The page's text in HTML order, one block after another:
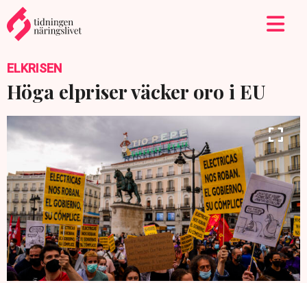
ELKRISEN
Höga elpriser väcker oro i EU